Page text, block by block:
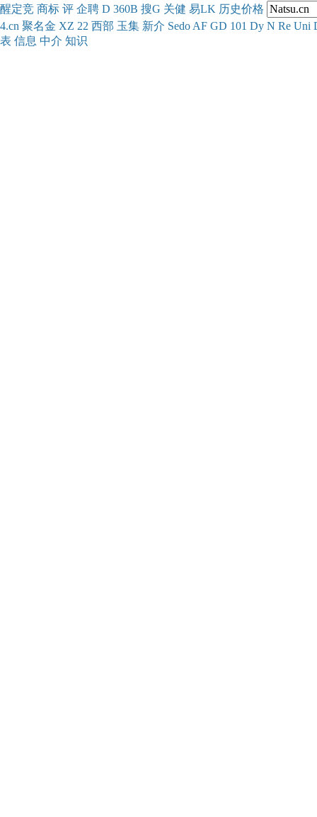
醒定竞 商标 评 企聘 D 360B 搜G 关健 易LK 历史价格
4.cn 聚名金 XZ 22 西部 玉集 新介 Sedo AF GD 101 Dy N Re Uni
表 信息 中介 知识